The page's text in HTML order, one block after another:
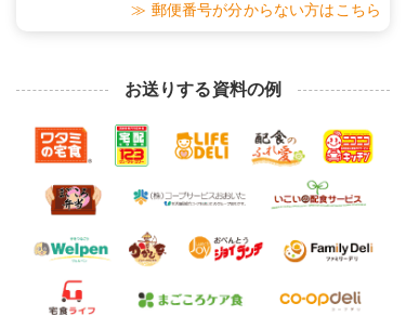
≫ 郵便番号が分からない方はこちら
お送りする資料の例